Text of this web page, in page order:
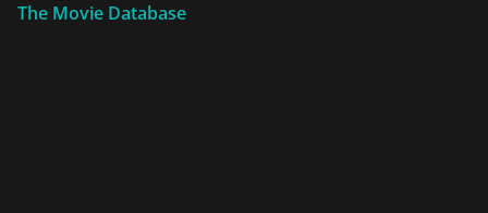
The Movie Database